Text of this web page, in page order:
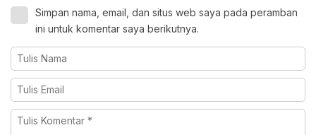
Simpan nama, email, dan situs web saya pada peramban
ini untuk komentar saya berikutnya.